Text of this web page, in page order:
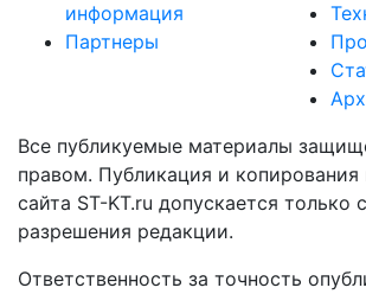
информация
Партнеры
Все публикуемые материалы
правом. Публикация и копирования
сайта ST-KT.ru допускается только
разрешения редакции.
Ответственность за точность